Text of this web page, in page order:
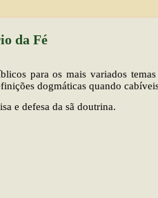
da Fé
para os mais variados
dogmáticas quando
e defesa da sã doutrina.